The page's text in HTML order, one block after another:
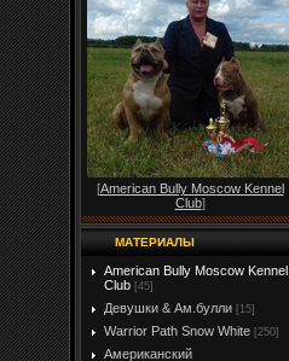
[American Bully Moscow Kennel
Club]
МАТЕРИАЛЫ
American Bully Moscow Kennel
Club [45]
Девушки & Ам.булли [15]
Warrior Path Snow White [250]
Американский